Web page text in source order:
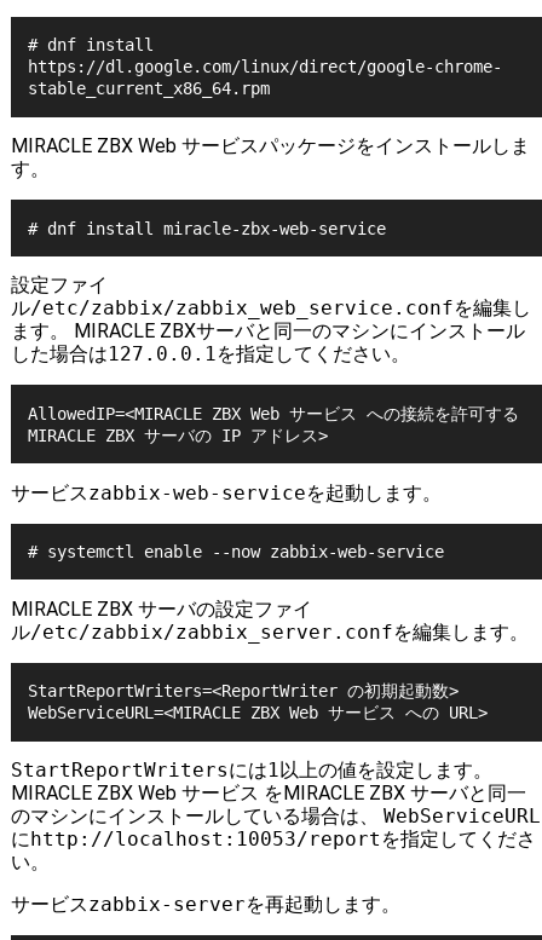
# dnf install
https://dl.google.com/linux/direct/google-chrome-
stable_current_x86_64.rpm
MIRACLE ZBX Web サービスパッケージをインストールしま
す。
# dnf install miracle-zbx-web-service
設定ファイ
ル/etc/zabbix/zabbix_web_service.confを編集し
ます。 MIRACLE ZBXサーバと同一のマシンにインストール
した場合は127.0.0.1を指定してください。
AllowedIP=<MIRACLE ZBX Web サービス への接続を許可する
サービスzabbix-web-serviceを起動します。
MIRACLE ZBX サーバの設定ファイ
ル/etc/zabbix/zabbix_server.confを編集します。
StartReportWriters=<ReportWriter の初期起動数>
StartReportWritersには1以上の値を設定します。
MIRACLE ZBX Web サービス をMIRACLE ZBX サーバと同一
のマシンにインストールしている場合は、 WebServiceURL
にhttp://localhost:10053/report を指定してくださ
い。
サービスzabbix-serverを再起動します。